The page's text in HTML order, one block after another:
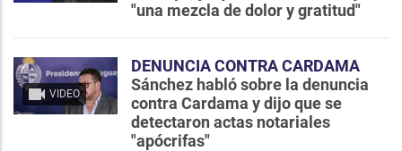
"una mezcla de dolor y gratitud"
VIDEO
DENUNCIA CONTRA CARDAMA
Sánchez habló sobre la denuncia
contra Cardama y dijo que se
detectaron actas notariales
"apócrifas"